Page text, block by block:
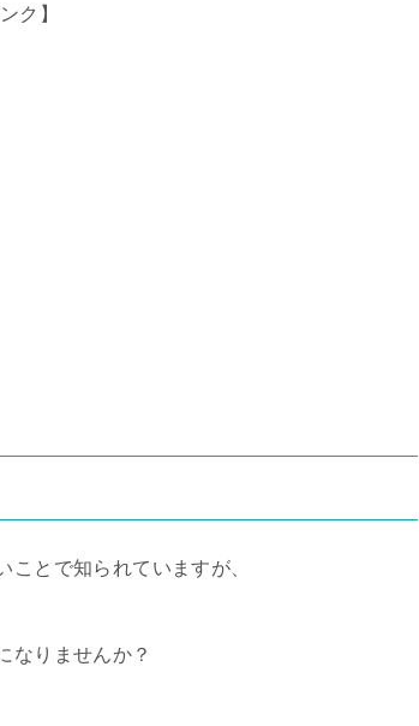
ク】
とで知られていますが、
なりませんか？